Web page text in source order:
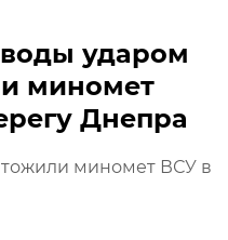
ударом
миномет
Днепра
миномет ВСУ в